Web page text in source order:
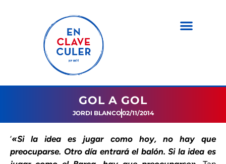
GOL A GOL
JORDI BLANCO02/11/2014
‘«Si la idea es jugar como hoy, no hay que
preocuparse. Otro día entrará el balón. Si la idea es